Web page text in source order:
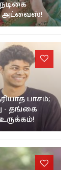
அட்வைஸ்!
பாசம்;
- தங்கை